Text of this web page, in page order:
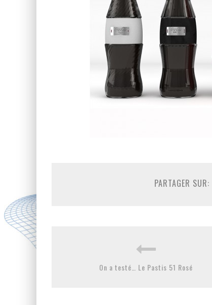
PARTAGER SUR:
On a testé… Le Pastis 51 Rosé